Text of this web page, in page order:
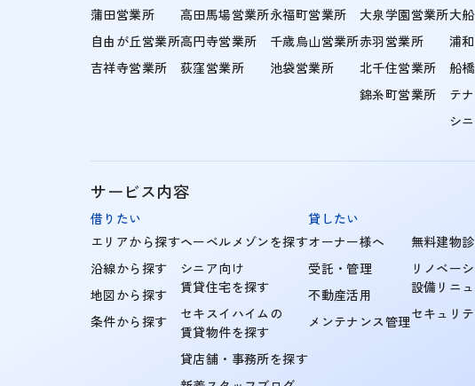
蒲田営業所
自由が丘営業所
吉祥寺営業所
高田馬場営業所
高円寺営業所
荻窪営業所
永福町営業所
千歳烏山営業所
池袋営業所
大泉学園営業所
赤羽営業所
北千住営業所
錦糸町営業所
大
浦
船
テ
シ
サービス内容
借りたい
エリアから探す
沿線から探す
地図から探す
条件から探す
ヘーベルメゾンを探す
シニア向け
賃貸住宅を探す
セキスイハイムの
賃貸物件を探す
貸店舗・事務所を探す
貸したい
オーナー様へ
受託・管理
不動産活用
メンテナンス管理
無料建物
リノベー
設備リニ
セキュリ